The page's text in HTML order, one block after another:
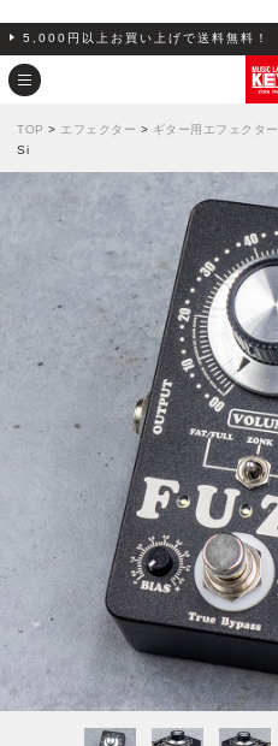
5,000円以上お買い上げで送料無料！
TOP > エフェクター > ギター用エフェクター
Si